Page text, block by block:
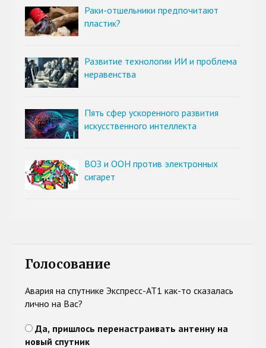
Раки-отшельники предпочитают
пластик?
Развитие технологии ИИ и проблема
неравенства
Пять сфер ускоренного развития
искусственного интеллекта
ВОЗ и ООН против электронных
сигарет
Голосование
Авария на спутнике Экспресс-АТ1 как-то сказалась
лично на Вас?
Да, пришлось перенастраивать антенну на
новый спутник